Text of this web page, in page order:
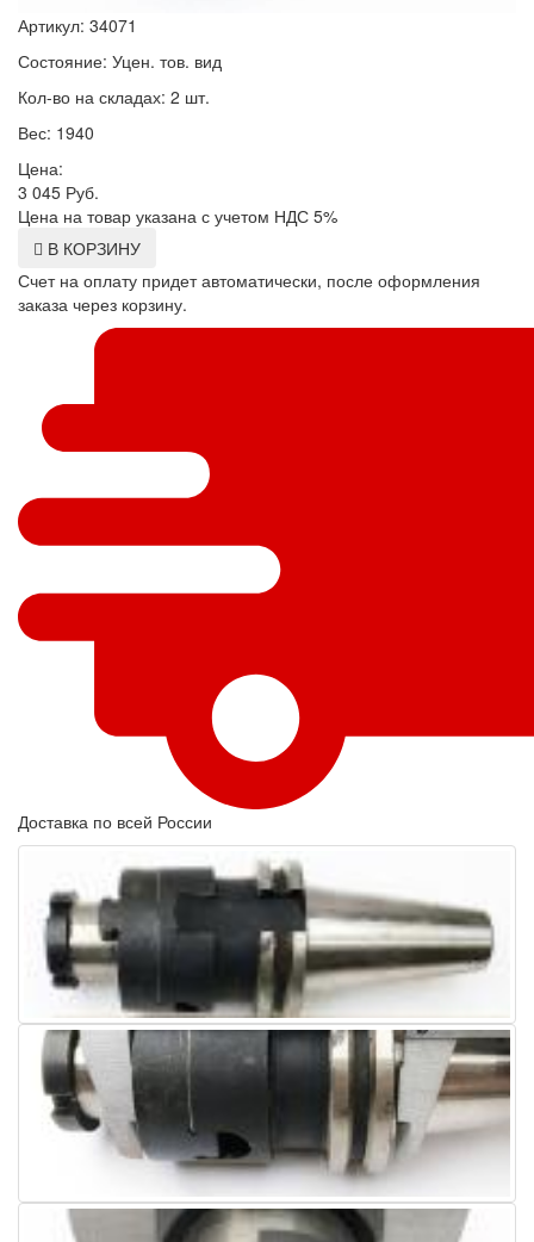
Артикул: 34071
Состояние: Уцен. тов. вид
Кол-во на складах: 2 шт.
Вес: 1940
Цена:
3 045 Руб.
Цена на товар указана с учетом НДС 5%
В КОРЗИНУ
Счет на оплату придет автоматически, после оформления
заказа через корзину.
Доставка по всей России